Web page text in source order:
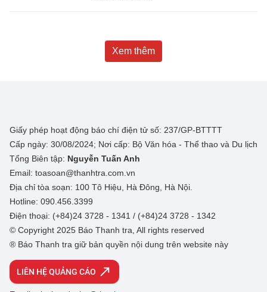
Xem thêm
Giấy phép hoạt động báo chí điện tử số: 237/GP-BTTTT
Cấp ngày: 30/08/2024; Nơi cấp: Bộ Văn hóa - Thể thao và Du lịch
Tổng Biên tập: Nguyễn Tuấn Anh
Email: toasoan@thanhtra.com.vn
Địa chỉ tòa soạn: 100 Tô Hiệu, Hà Đông, Hà Nội.
Hotline: 090.456.3399
Điện thoại: (+84)24 3728 - 1341 / (+84)24 3728 - 1342
© Copyright 2025 Báo Thanh tra, All rights reserved
® Báo Thanh tra giữ bản quyền nội dung trên website này
LIÊN HỆ QUẢNG CÁO